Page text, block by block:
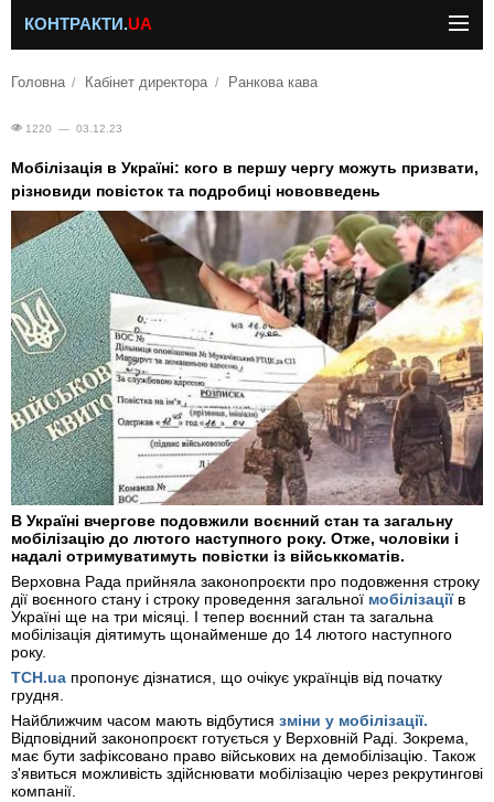
КОНТРАКТИ.UA
Головна Кабінет директора Ранкова кава
1220 — 03.12.23
Мобілізація в Україні: кого в першу чергу можуть призвати,
різновиди повісток та подробиці нововведень
В Україні вчергове подовжили воєнний стан та загальну
мобілізацію до лютого наступного року. Отже, чоловіки і
надалі отримуватимуть повістки із військкоматів.
Верховна Рада прийняла законопроєкти про подовження строку
дії воєнного стану і строку проведення загальної мобілізаціїв
Україні ще на три місяці. І тепер воєнний стан та загальна
мобілізація діятимуть щонайменше до 14 лютого наступного
року.
ТСН.ua пропонує дізнатися, що очікує українців від початку
грудня.
Найближчим часом мають відбутися зміни у мобілізації.
Відповідний законопроєкт готується у Верховній Раді. Зокрема,
має бути зафіксовано право військових на демобілізацію. Також
з'явиться можливість здійснювати мобілізацію через рекрутингові
компанії.